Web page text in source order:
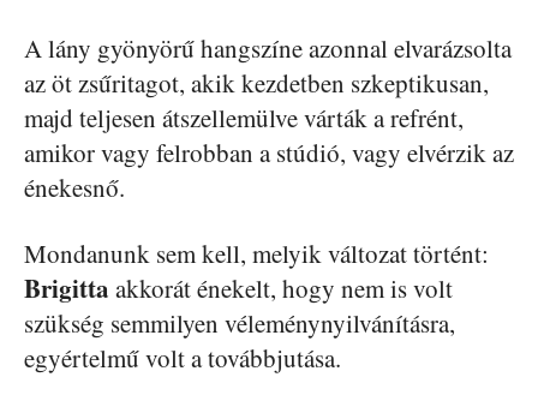
A lány gyönyörű hangszíne azonnal elvarázsolta
az öt zsűritagot, akik kezdetben szkeptikusan,
majd teljesen átszellemülve várták a refrént,
amikor vagy felrobban a stúdió, vagy elvérzik az
énekesnő.
Mondanunk sem kell, melyik változat történt:
Brigitta akkorát énekelt, hogy nem is volt
szükség semmilyen véleménynyilvánításra,
egyértelmű volt a továbbjutása.